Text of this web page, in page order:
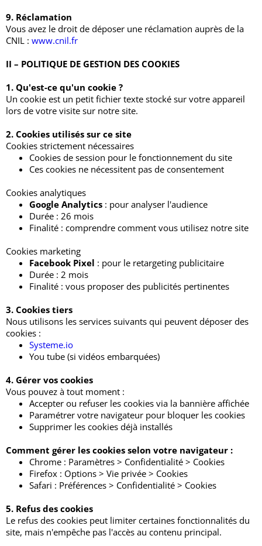
9. Réclamation
Vous avez le droit de déposer une réclamation auprès de la
CNIL : www.cnil.fr
II – POLITIQUE DE GESTION DES COOKIES
1. Qu'est-ce qu'un cookie ?
Un cookie est un petit fichier texte stocké sur votre appareil
lors de votre visite sur notre site.
2. Cookies utilisés sur ce site
Cookies strictement nécessaires
Cookies de session pour le fonctionnement du site
Ces cookies ne nécessitent pas de consentement
Cookies analytiques
Google Analytics : pour analyser l'audience
Durée : 26 mois
Finalité : comprendre comment vous utilisez notre site
Cookies marketing
Facebook Pixel : pour le retargeting publicitaire
Durée : 2 mois
Finalité : vous proposer des publicités pertinentes
3. Cookies tiers
Nous utilisons les services suivants qui peuvent déposer des
cookies :
Systeme.io
You tube (si vidéos embarquées)
4. Gérer vos cookies
Vous pouvez à tout moment :
Accepter ou refuser les cookies via la bannière affichée
Paramétrer votre navigateur pour bloquer les cookies
Supprimer les cookies déjà installés
Comment gérer les cookies selon votre navigateur :
Chrome : Paramètres > Confidentialité > Cookies
Firefox : Options > Vie privée > Cookies
Safari : Préférences > Confidentialité > Cookies
5. Refus des cookies
Le refus des cookies peut limiter certaines fonctionnalités du
site, mais n'empêche pas l'accès au contenu principal.